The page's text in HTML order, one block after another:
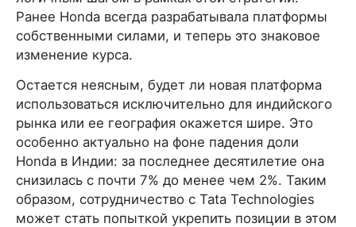
Ранее Honda всегда разрабатывала платформы
собственными силами, и теперь это знаковое
изменение курса.
Остается неясным, будет ли новая платформа
использоваться исключительно для индийского
рынка или ее география окажется шире. Это
особенно актуально на фоне падения доли
Honda в Индии: за последнее десятилетие она
снизилась с почти 7% до менее чем 2%. Таким
образом, сотрудничество с Tata Technologies
может стать попыткой укрепить позиции в этом